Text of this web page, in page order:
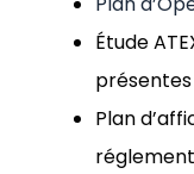
Étude
Plan